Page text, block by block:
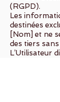
(RGPD).
Les
destinées
[Nom] et ne
des tiers
L’Utilisateur